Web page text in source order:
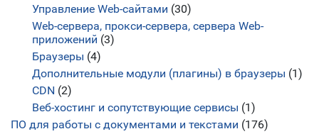
Управление Web-сайтами (30)
Web-сервера, прокси-сервера, сервера Web-
приложений (3)
Браузеры (4)
Дополнительные модули (плагины) в браузеры (1)
CDN (2)
Веб-хостинг и сопутствующие сервисы (1)
ПО для работы с документами и текстами (176)